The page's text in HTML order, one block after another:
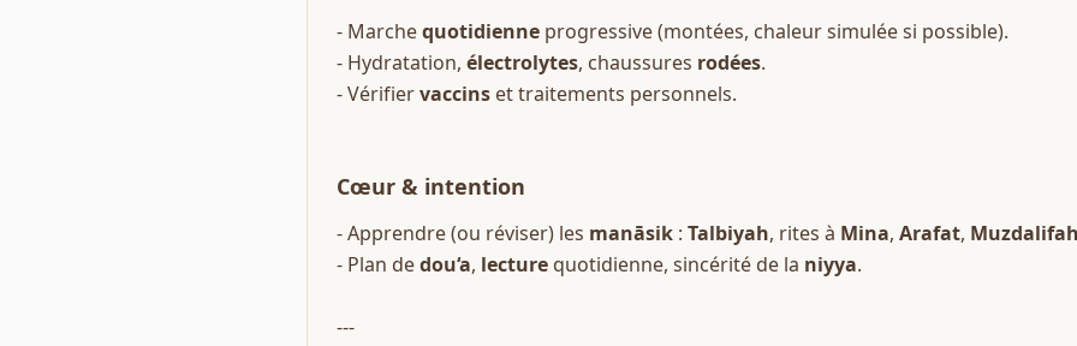
- Marche quotidienne progressive (montées, chaleur simulée si possible).
- Hydratation, électrolytes, chaussures rodées.
- Vérifier vaccins et traitements personnels.
Cœur & intention
- Apprendre (ou réviser) les manāsik : Talbiyah, rites à Mina, Arafat, Muzdalifah
- Plan de dou‘a, lecture quotidienne, sincérité de la niyya.
---